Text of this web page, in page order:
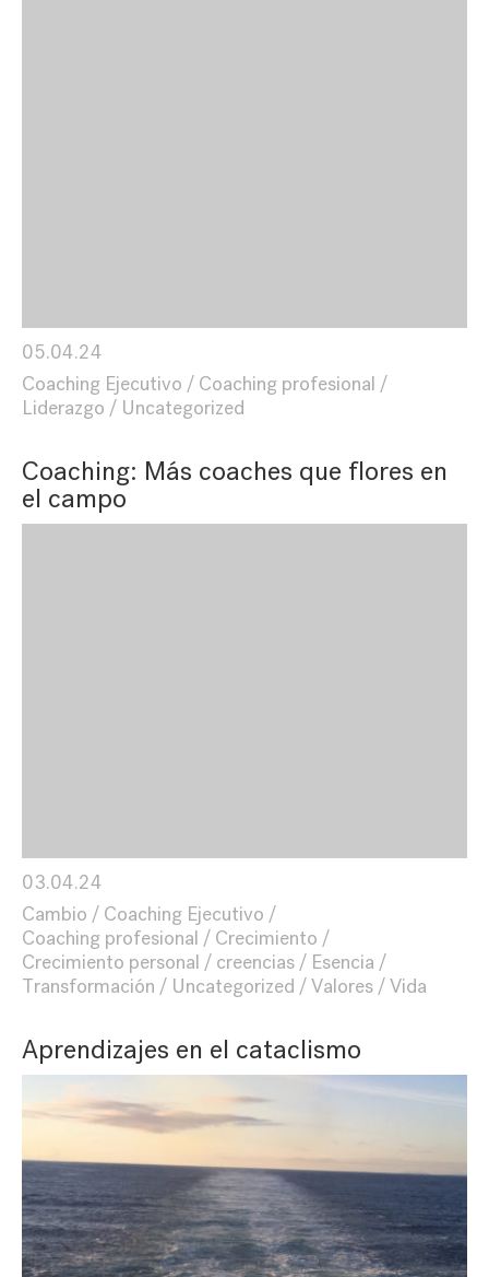
05.04.24
Coaching Ejecutivo
Coaching profesional
Liderazgo
Uncategorized
Coaching: Más coaches que flores en
el campo
03.04.24
Cambio
Coaching Ejecutivo
Coaching profesional
Crecimiento
Crecimiento personal
creencias
Esencia
Transformación
Uncategorized Valores Vida
Aprendizajes en el cataclismo